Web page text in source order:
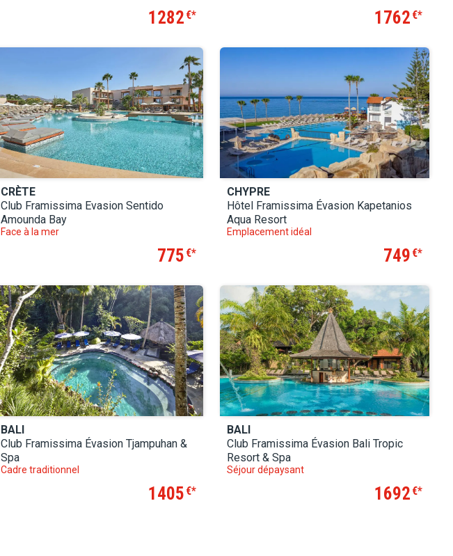
1282 € 1762 €
CRÈTE
Club Framissima Evasion Sentido
Amounda Bay
Face à la mer
775 €
CHYPRE
Hôtel Framissima Évasion Kapetanios
Aqua Resort
Emplacement idéal
749 €
BALI
Club Framissima Évasion Tjampuhan &
Spa
Cadre traditionnel
1405 €
BALI
Club Framissima Évasion Bali Tropic
Resort & Spa
Séjour dépaysant
1692 €